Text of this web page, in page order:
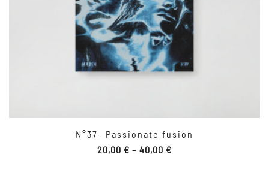
N°37- Passionate fusion
20,00 € – 40,00 €